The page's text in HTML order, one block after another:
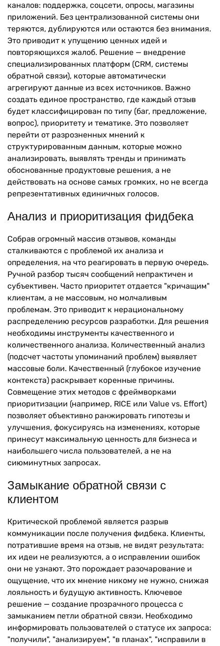
каналов: поддержка, соцсети, опросы, магазины
приложений. Без централизованной системы они
теряются, дублируются или остаются без внимания.
Это приводит к упущению ценных идей и
повторяющихся жалоб. Решение — внедрение
специализированных платформ (CRM, системы
обратной связи), которые автоматически
агрегируют данные из всех источников. Важно
создать единое пространство, где каждый отзыв
будет классифицирован по типу (баг, предложение,
вопрос), приоритету и тематике. Это позволяет
перейти от разрозненных мнений к
структурированным данным, которые можно
анализировать, выявлять тренды и принимать
обоснованные продуктовые решения, а не
действовать на основе самых громких, но не всегда
репрезентативных единичных голосов.
Анализ и приоритизация фидбека
Собрав огромный массив отзывов, команды
сталкиваются с проблемой их анализа и
определения, на что реагировать в первую очередь.
Ручной разбор тысяч сообщений непрактичен и
субъективен. Часто приоритет отдается "кричащим"
клиентам, а не массовым, но молчаливым
проблемам. Это приводит к нерациональному
распределению ресурсов разработки. Для решения
необходимы инструменты качественного и
количественного анализа. Количественный анализ
(подсчет частоты упоминаний проблем) выявляет
массовые боли. Качественный (глубокое изучение
контекста) раскрывает коренные причины.
Совмещение этих методов с фреймворками
приоритизации (например, RICE или Value vs. Effort)
позволяет объективно ранжировать гипотезы и
улучшения, фокусируясь на изменениях, которые
принесут максимальную ценность для бизнеса и
наибольшего числа пользователей, а не на
сиюминутных запросах.
Замыкание обратной связи с
клиентом
Критической проблемой является разрыв
коммуникации после получения фидбека. Клиенты,
потратившие время на отзыв, не видят результата:
их идеи не реализуются, а о исправлении ошибок
они не узнают. Это порождает разочарование и
ощущение, что их мнение никому не нужно, снижая
лояльность и будущую активность. Ключевое
решение — создание прозрачного процесса с
замыканием петли обратной связи. Необходимо
информировать пользователей о статусе их запроса:
"получили", "анализируем", "в планах", "исправили в